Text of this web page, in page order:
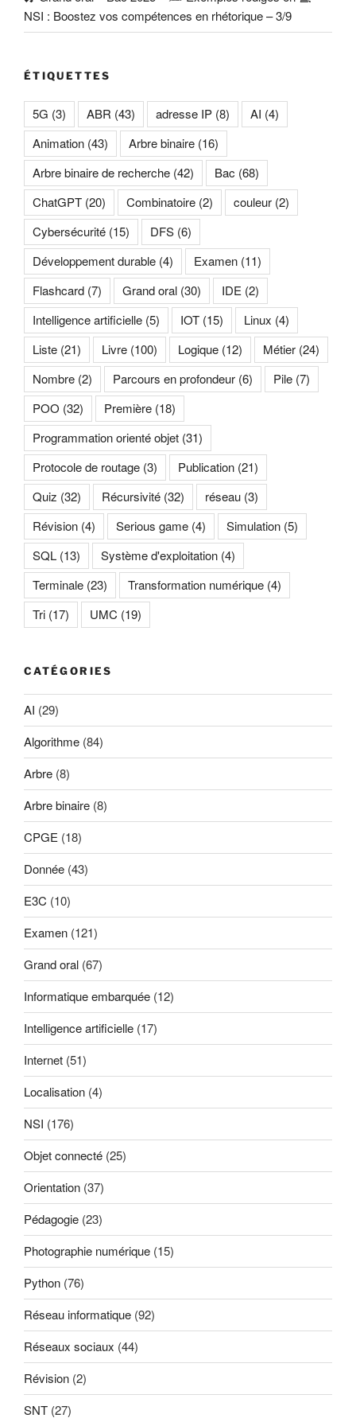
NSI : Boostez vos compétences en rhétorique – 3/9
ÉTIQUETTES
5G (3) ABR (43) adresse IP (8) AI (4)
Animation (43) Arbre binaire (16)
Arbre binaire de recherche (42) Bac (68)
ChatGPT (20) Combinatoire (2) couleur (2)
Cybersécurité (15) DFS (6)
Développement durable (4) Examen (11)
Flashcard (7) Grand oral (30) IDE (2)
Intelligence artificielle (5) IOT (15) Linux (4)
Liste (21) Livre (100) Logique (12) Métier (24)
Nombre (2) Parcours en profondeur (6) Pile (7)
POO (32) Première (18)
Programmation orienté objet (31)
Protocole de routage (3) Publication (21)
Quiz (32) Récursivité (32) réseau (3)
Révision (4) Serious game (4) Simulation (5)
SQL (13) Système d'exploitation (4)
Terminale (23) Transformation numérique (4)
Tri (17) UMC (19)
CATÉGORIES
AI (29)
Algorithme (84)
Arbre (8)
Arbre binaire (8)
CPGE (18)
Donnée (43)
E3C (10)
Examen (121)
Grand oral (67)
Informatique embarquée (12)
Intelligence artificielle (17)
Internet (51)
Localisation (4)
NSI (176)
Objet connecté (25)
Orientation (37)
Pédagogie (23)
Photographie numérique (15)
Python (76)
Réseau informatique (92)
Réseaux sociaux (44)
Révision (2)
SNT (27)